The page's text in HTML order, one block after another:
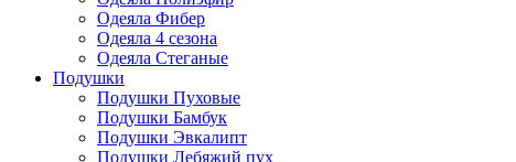
Одеяла Фибер
Одеяла 4 сезона
Одеяла Стеганые
Подушки
Подушки Пуховые
Подушки Бамбук
Подушки Эвкалипт
Подушки Лебяжий пух